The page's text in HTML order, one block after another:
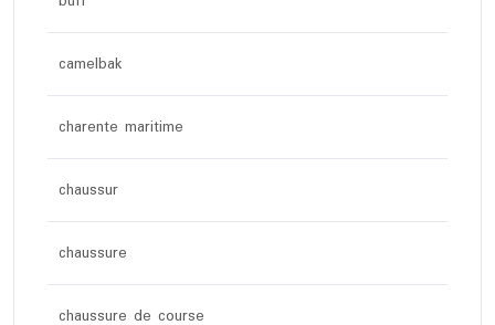
camelbak
charente maritime
chaussur
chaussure
chaussure de course